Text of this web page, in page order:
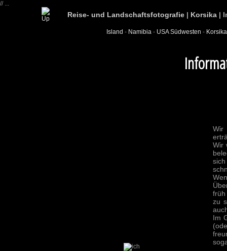
// ...
Reise- und Landschaftsfotografie | Korsika |
Island - Namibia- USA Südwesten - Korsika
Wir
Wir
früh
zu
Im